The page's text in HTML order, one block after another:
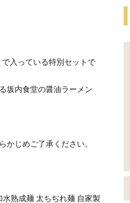
入っている特別セットで
坂内食堂の醤油ラーメン
かじめご了承ください。
水熟成麺 太ちぢれ麺 自家製